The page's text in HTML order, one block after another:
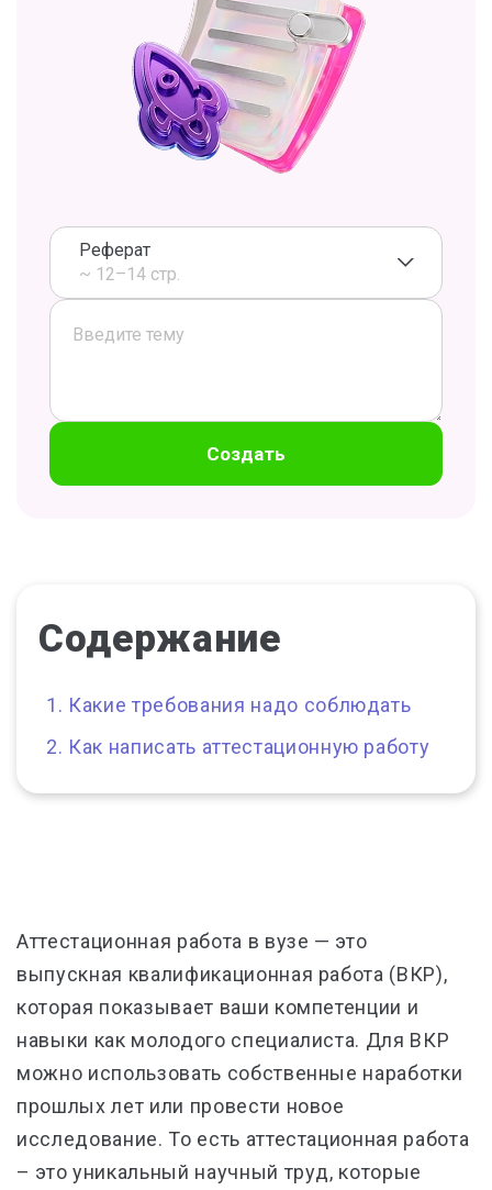
Реферат
~ 12–14 стр.
Создать
Содержание
Какие требования надо соблюдать
Как написать аттестационную работу
Аттестационная работа в вузе — это
выпускная квалификационная работа (ВКР),
которая показывает ваши компетенции и
навыки как молодого специалиста. Для ВКР
можно использовать собственные наработки
прошлых лет или провести новое
исследование. То есть аттестационная работа
– это уникальный научный труд, которые